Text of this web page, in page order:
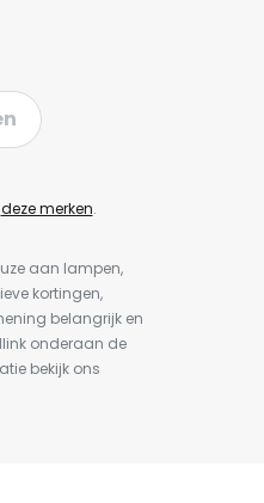
deze merken.
aan lampen,
kortingen,
belangrijk en
onderaan de
bekijk ons